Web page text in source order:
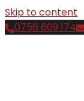
Skip to content
0756 609 174